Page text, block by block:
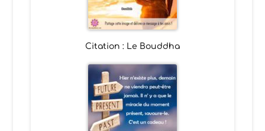
Citation : Le Bouddha